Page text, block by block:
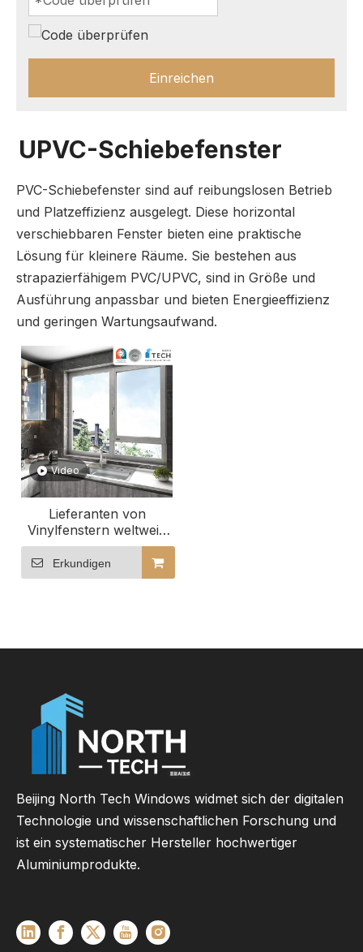
Einreichen
UPVC-Schiebefenster
PVC-Schiebefenster sind auf reibungslosen Betrieb
und Platzeffizienz ausgelegt. Diese horizontal
verschiebbaren Fenster bieten eine praktische
Lösung für kleinere Räume. Sie bestehen aus
strapazierfähigem PVC/UPVC, sind in Größe und
Ausführung anpassbar und bieten Energieeffizienz
und geringen Wartungsaufwand.
Video
Lieferanten von
Vinylfenstern weltweit.
Globale Hersteller von
PVC-Fenstern. PVC-
Fenstersysteme zu
Erkundigen
Beijing North Tech Windows widmet sich der digitalen
Technologie und wissenschaftlichen Forschung und
ist ein systematischer Hersteller hochwertiger
Aluminiumprodukte.